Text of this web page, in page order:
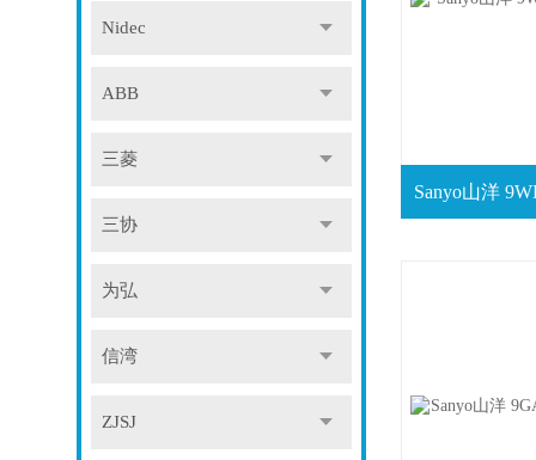
Nidec
ABB
三菱
三协
为弘
信湾
ZJSJ